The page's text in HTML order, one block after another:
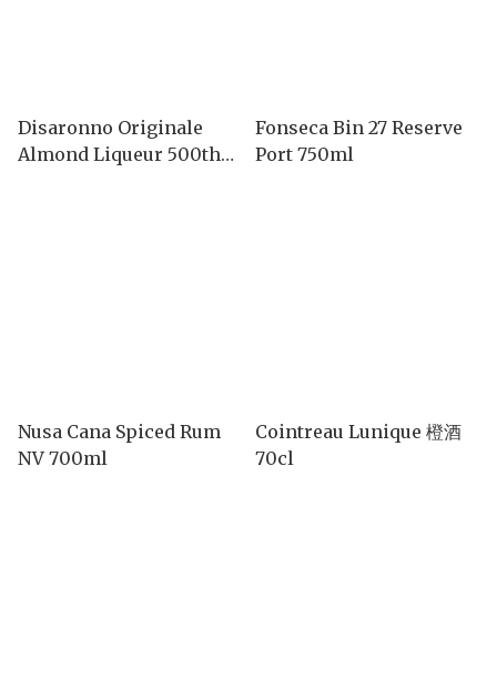
Disaronno Originale
Almond Liqueur 500th
Fonseca Bin 27 Reserve
Port 750ml
Nusa Cana Spiced Rum
NV 700ml
Cointreau Lunique 橙酒
70cl